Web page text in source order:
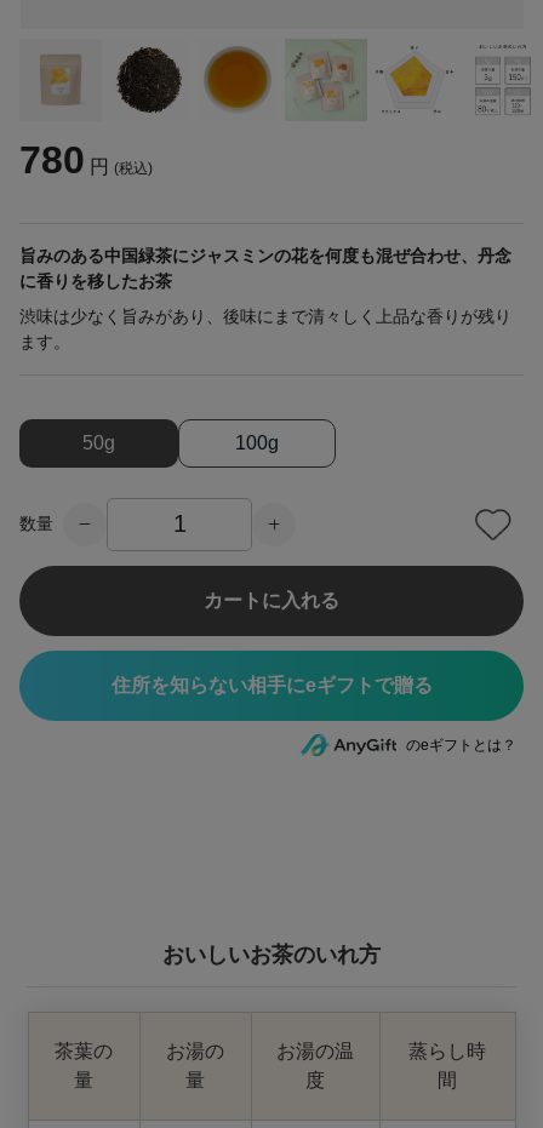
旨みのある中国緑茶にジャスミンの花を何度も混ぜ合わせ、丹念
に香りを移したお茶
渋味は少なく旨みがあり、後味にまで清々しく上品な香りが残り
ます。
780 円 (税込)
50g 100g
数量
カートに入れる
住所を知らない相手にeギフトで贈る
のeギフトとは？
おいしいお茶のいれ方
茶葉の
量
お湯の
量
お湯の温
度
蒸らし時
間